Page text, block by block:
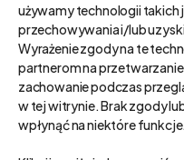
używamy technologii takich
przechowywania i/lub
Wyrażenie zgody na te
partnerom na
zachowanie podczas
w tej witrynie. Brak zgody
wpłynąć na niektóre funkcje.
Kategorie
Kategorie
Wybierz